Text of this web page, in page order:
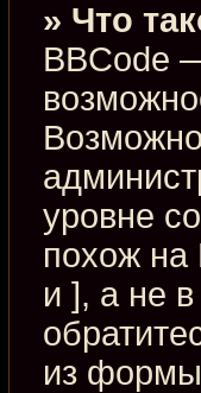
» Что
BBCode
уровне
похож на
и ], а не
из